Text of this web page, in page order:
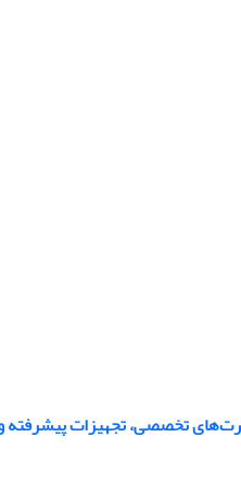
تخصصی، تجهیزات